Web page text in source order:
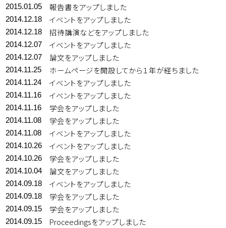
2015.01.05 報告書をアップしました
2014.12.18 イベントをアップしました
2014.12.18 招待講演などをアップしました
2014.12.07 イベントをアップしました
2014.12.07 論文をアップしました
2014.11.25 ホームページを開設してから１年が経ちました
2014.11.24 イベントをアップしました
2014.11.16 イベントをアップしました
2014.11.16 学会をアップしました
2014.11.08 学会をアップしました
2014.11.08 イベントをアップしました
2014.10.26 イベントをアップしました
2014.10.26 学会をアップしました
2014.10.04 論文をアップしました
2014.09.18 イベントをアップしました
2014.09.18 学会をアップしました
2014.09.15 学会をアップしました
2014.09.15 Proceedingsをアップしました